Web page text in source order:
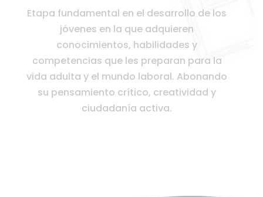
Etapa fundamental en el desarrollo de los
jóvenes en la que adquieren
conocimientos, habilidades y
competencias que les preparan para la
vida adulta y el mundo laboral. Abonando
su pensamiento crítico, creatividad y
ciudadanía activa.